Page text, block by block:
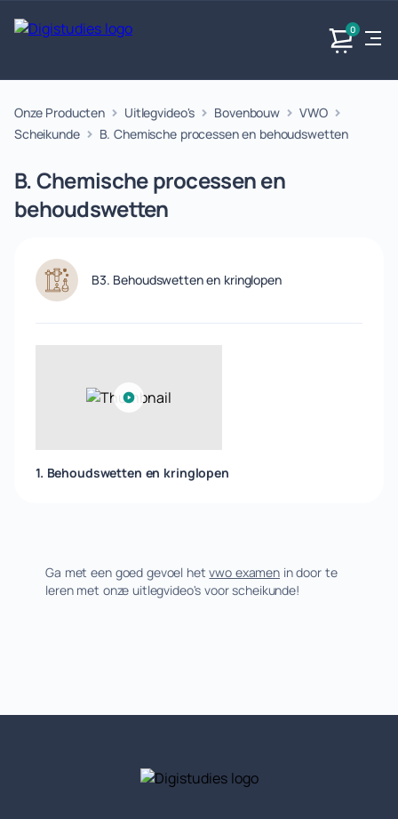
0
Exacte
vakken
vakken.
Taalvakken
vakken.
Maatschappijvakken
Geen vakken.
Producten
Onze Producten Uitlegvideo's Bovenbouw
VWO
Scheikunde
B. Chemische processen en behoudswetten
B. Chemische processen en
behoudswetten
B3. Behoudswetten en kringlopen
1. Behoudswetten en kringlopen
Ga met een goed gevoel hetvwo examen in door te
leren met onze uitlegvideo's voor scheikunde!